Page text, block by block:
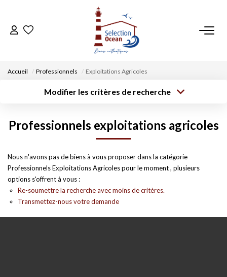
ACCUEIL
DÉPOSEZ VOTRE RECHERCHE
NOUS REJOINDRE
CONTACT
Accueil Professionnels Exploitations Agricoles
Modifier les critères de recherche
Type de bien
Surface min
Budget max
Rayon Plus de critères
Créer une
alerte
Professionnels exploitations agricoles
Nous n'avons pas de biens à vous proposer dans la catégorie
Professionnels Exploitations Agricoles pour le moment , plusieurs
options s'offrent à vous :
Re-soumettre la recherche avec moins de critères.
Transmettez-nous votre demande